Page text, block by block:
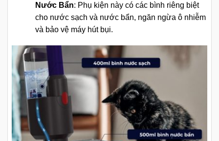
Nước Bẩn: Phụ kiện này có các bình riêng biệt
cho nước sạch và nước bẩn, ngăn ngừa ô nhiễm
và bảo vệ máy hút bụi.